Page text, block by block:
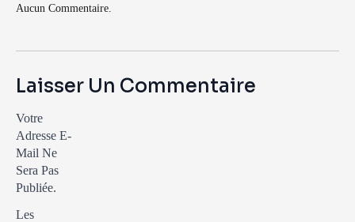
Aucun Commentaire.
Laisser Un Commentaire
Votre
Adresse E-
Mail Ne
Sera Pas
Publiée.
Les